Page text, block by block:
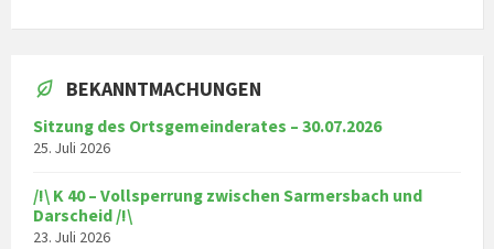
BEKANNTMACHUNGEN
Sitzung des Ortsgemeinderates – 30.07.2026
25. Juli 2026
/!\ K 40 – Vollsperrung zwischen Sarmersbach und
Darscheid /!\
23. Juli 2026